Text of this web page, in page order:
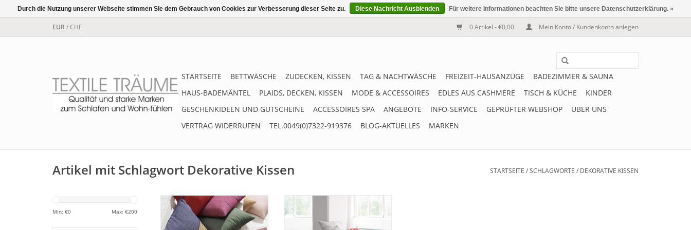
EUR/CHF 0 Artikel - €0,00 Mein Konto / Kundenkonto anlegen
STARTSEITE BETTWÄSCHE ZUDECKEN, KISSEN TAG & NACHTWÄSCHE FREIZEIT-HAUSANZÜGE
BADEZIMMER & SAUNA
HAUS-BADEMÄNTEL
PLAIDS, DECKEN, KISSEN MODE & ACCESSOIRES EDLES AUS CASHMERE TISCH & KÜCHE
KINDER
GESCHENKIDEEN UND GUTSCHEINE
ACCESSOIRES SPA ANGEBOTE INFO-SERVICE GEPRÜFTER WEBSHOP
ÜBER UNS
VERTRAG WIDERRUFEN
TEL.0049(0)7322-919376 BLOG-AKTUELLES MARKEN
Artikel mit Schlagwort Dekorative Kissen STARTSEITE /SCHLAGWORTE / DEKORATIVE KISSEN
Min: €0 Max: €200
Dekorativer und weicher
Kissenbezug "Contrast L" 50x50
cm cm, aus 100% feinster weicher
Dekorativer und kuscheliger
Kissenbezug "Boston" 40x60 cm,
gefertigt aus 100% feinster
Durch die Nutzung unserer Webseite stimmen Sie dem Gebrauch von Cookies zur Verbesserung dieser Seite zu. Diese Nachricht Ausblenden Für weitere Informationen beachten Sie bitte unsere Datenschutzerklärung. »